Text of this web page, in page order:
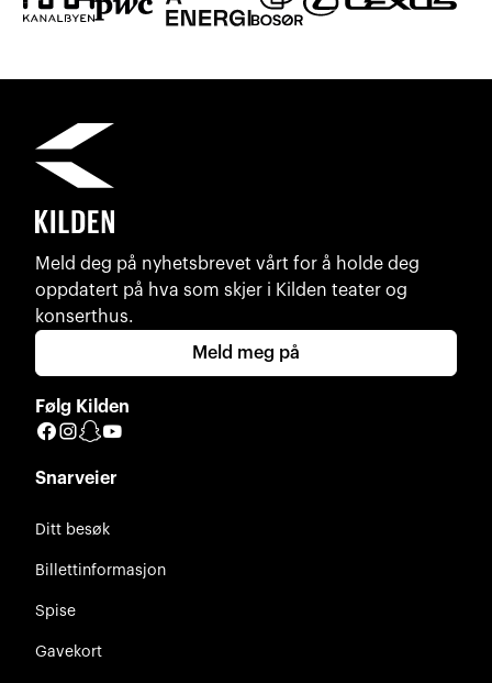
Meld deg på nyhetsbrevet vårt for å holde deg
oppdatert på hva som skjer i Kilden teater og
konserthus.
Meld meg på
Følg Kilden
Facebook
Instagram
Snapchat
Snarveier
Ditt besøk
Billettinformasjon
Spise
Gavekort